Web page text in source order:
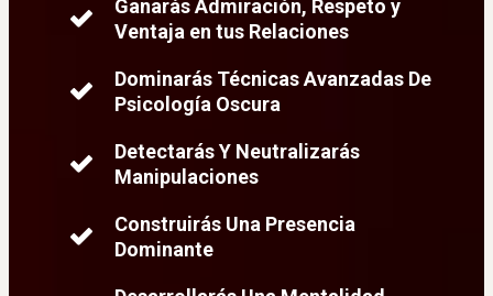
Ganarás Admiración, Respeto y
Ventaja en tus Relaciones
Dominarás Técnicas Avanzadas De
Psicología Oscura
Detectarás Y Neutralizarás
Manipulaciones
Construirás Una Presencia
Dominante